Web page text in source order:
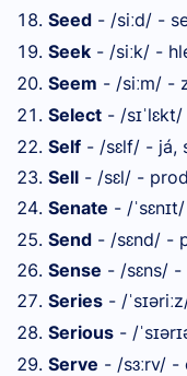
Seed - /siːd/ -
Seek - /siːk/ -
Seem - /siːm/ -
Select - /sɪˈ
Self - /sɛlf/ - já,
Sell - /sɛl/ -
Senate - /ˈsɛnɪt/
Send - /sɛnd/ -
Sense - /sɛns/ -
Series - /ˈsɪəriː
Serious - /ˈsɪərɪ
Serve - /sɜːrv/ -